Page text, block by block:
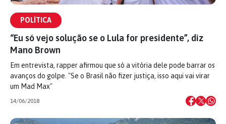
POLÍTICA
“Eu só vejo solução se o Lula for presidente”, diz
Mano Brown
Em entrevista, rapper afirmou que só a vitória dele pode barrar os
avanços do golpe. "Se o Brasil não fizer justiça, isso aqui vai virar
um Mad Max"
14/06/2018